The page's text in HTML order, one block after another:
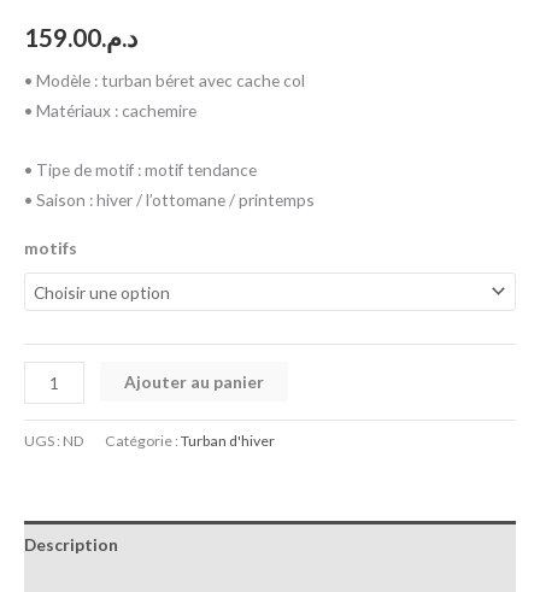
د.م.159.00
• Modèle : turban béret avec cache col
• Matériaux : cachemire
• Tipe de motif : motif tendance
• Saison : hiver / l’ottomane / printemps
motifs
Ajouter au panier
UGS : ND Catégorie :Turban d'hiver
Description